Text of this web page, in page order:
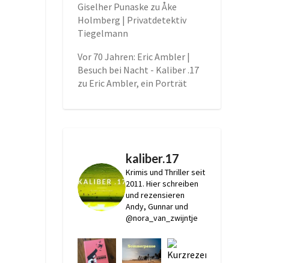
Giselher Punaske zu Åke
Holmberg | Privatdetektiv
Tiegelmann
Vor 70 Jahren: Eric Ambler |
Besuch bei Nacht - Kaliber .17
zu Eric Ambler, ein Porträt
kaliber.17
Krimis und Thriller seit
2011. Hier schreiben
und rezensieren
Andy, Gunnar und
@nora_van_zwijntje